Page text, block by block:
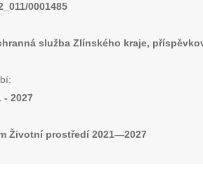
0001485
služba Zlínského kraje,
- 2027
Životní prostředí 2021—2027